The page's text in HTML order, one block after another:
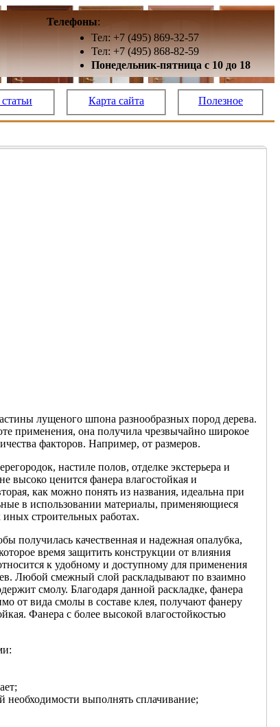
Телефоны:
Тел: +7 (495) 869-32-57
Тел: +7 (495) 868-82-59
Понедельник-пятница с 10 до 18
Карта сайта Полезное
лущеного шпона разнообразных пород дерева.
применения, она получила чрезвычайно широкое
факторов. Например, от размеров.
настиле полов, отделке экстерьера и
высоко ценится фанера влагостойкая и
как можно понять из названия, идеальна при
в использовании материалы, применяющиеся
строительных работах.
получилась качественная и надежная опалубка,
время защитить конструкции от влияния
к удобному и доступному для применения
Любой смежный слой раскладывают по взаимно
смолу. Благодаря данной раскладке, фанера
от вида смолы в составе клея, получают фанеру
Фанера с более высокой влагостойкостью
необходимости выполнять сплачивание;